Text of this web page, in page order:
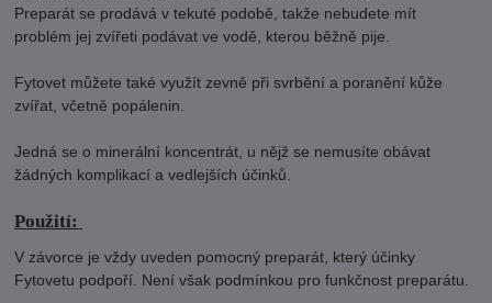
Preparát se prodává v tekuté podobě, takže nebudete mít
problém jej zvířeti podávat ve vodě, kterou běžně pije.
Fytovet můžete také využít zevně při svrbění a poranění kůže
zvířat, včetně popálenin.
Jedná se o minerální koncentrát, u nějž se nemusíte obávat
žádných komplikací a vedlejších účinků.
Použití:
V závorce je vždy uveden pomocný preparát, který účinky
Fytovetu podpoří. Není však podmínkou pro funkčnost preparátu.